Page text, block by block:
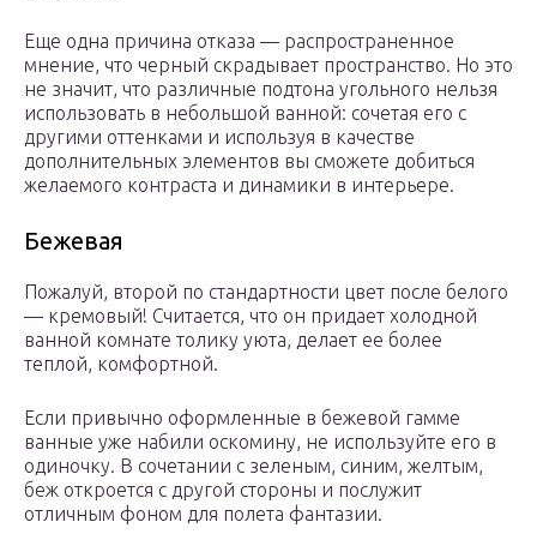
Еще одна причина отказа — распространенное
мнение, что черный скрадывает пространство. Но это
не значит, что различные подтона угольного нельзя
использовать в небольшой ванной: сочетая его с
другими оттенками и используя в качестве
дополнительных элементов вы сможете добиться
желаемого контраста и динамики в интерьере.
Бежевая
Пожалуй, второй по стандартности цвет после белого
— кремовый! Считается, что он придает холодной
ванной комнате толику уюта, делает ее более
теплой, комфортной.
Если привычно оформленные в бежевой гамме
ванные уже набили оскомину, не используйте его в
одиночку. В сочетании с зеленым, синим, желтым,
беж откроется с другой стороны и послужит
отличным фоном для полета фантазии.